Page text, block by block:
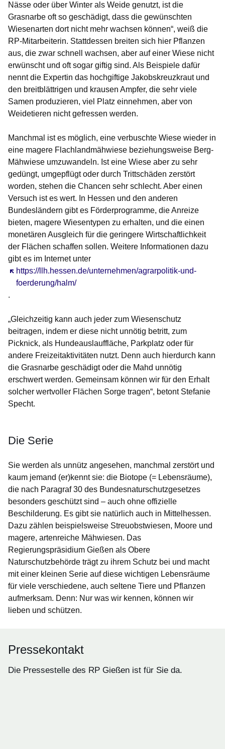
Nässe oder über Winter als Weide genutzt, ist die
Grasnarbe oft so geschädigt, dass die gewünschten
Wiesenarten dort nicht mehr wachsen können“, weiß die
RP-Mitarbeiterin. Stattdessen breiten sich hier Pflanzen
aus, die zwar schnell wachsen, aber auf einer Wiese nicht
erwünscht und oft sogar giftig sind. Als Beispiele dafür
nennt die Expertin das hochgiftige Jakobskreuzkraut und
den breitblättrigen und krausen Ampfer, die sehr viele
Samen produzieren, viel Platz einnehmen, aber von
Weidetieren nicht gefressen werden.
Manchmal ist es möglich, eine verbuschte Wiese wieder in
eine magere Flachlandmähwiese beziehungsweise Berg-
Mähwiese umzuwandeln. Ist eine Wiese aber zu sehr
gedüngt, umgepflügt oder durch Trittschäden zerstört
worden, stehen die Chancen sehr schlecht. Aber einen
Versuch ist es wert. In Hessen und den anderen
Bundesländern gibt es Förderprogramme, die Anreize
bieten, magere Wiesentypen zu erhalten, und die einen
monetären Ausgleich für die geringere Wirtschaftlichkeit
der Flächen schaffen sollen. Weitere Informationen dazu
gibt es im Internet unter
https://llh.hessen.de/unternehmen/agrarpolitik-und-
foerderung/halm/
Öffnet sich in einem neuen Fenster
.
„Gleichzeitig kann auch jeder zum Wiesenschutz
beitragen, indem er diese nicht unnötig betritt, zum
Picknick, als Hundeauslauffläche, Parkplatz oder für
andere Freizeitaktivitäten nutzt. Denn auch hierdurch kann
die Grasnarbe geschädigt oder die Mahd unnötig
erschwert werden. Gemeinsam können wir für den Erhalt
solcher wertvoller Flächen Sorge tragen“, betont Stefanie
Specht.
Die Serie
Sie werden als unnütz angesehen, manchmal zerstört und
kaum jemand (er)kennt sie: die Biotope (= Lebensräume),
die nach Paragraf 30 des Bundesnaturschutzgesetzes
besonders geschützt sind – auch ohne offizielle
Beschilderung. Es gibt sie natürlich auch in Mittelhessen.
Dazu zählen beispielsweise Streuobstwiesen, Moore und
magere, artenreiche Mähwiesen. Das
Regierungspräsidium Gießen als Obere
Naturschutzbehörde trägt zu ihrem Schutz bei und macht
mit einer kleinen Serie auf diese wichtigen Lebensräume
für viele verschiedene, auch seltene Tiere und Pflanzen
aufmerksam. Denn: Nur was wir kennen, können wir
lieben und schützen.
Pressekontakt
Die Pressestelle des RP Gießen ist für Sie da.